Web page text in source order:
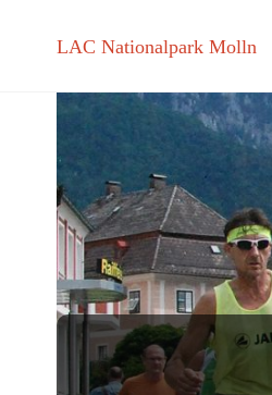
LAC Nationalpark Molln